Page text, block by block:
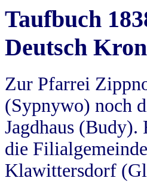
Taufbuch
Deutsch
Zur Pfarrei
(Sypnywo) noch
Jagdhaus (Budy).
die
Klawittersdorf